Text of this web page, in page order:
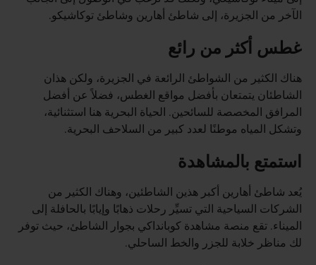
الآخر من الجزيرة، إلى شاطئ أهارين وشاطئ توكاشيكو.
غطس أكثر من رائع
هناك الكثير من الشواطئ الرائعة في الجزيرة، ولكن هذان
الشاطئان يتمتعان بأفضل مواقع الغطس، فضلاً عن أفضل
المرافق المخصصة للسائحين. الحياة البحرية هنا استثنائية،
وتشكل المياه موطنًا لعدد كبير من السلاحف البحرية.
استمتع بالمشاهدة
يُعد شاطئ أهارين أكبر هذين الشاطئين، وهناك الكثير من
الشركات السياحية التي تسيِّر رحلات ذهابًا وإيابًا بالحافلة إلى
الميناء. تقع منصة مشاهدة كوبانداكي بجوار الشاطئ، حيث توفر
لك مناظر خلابة للجزر والخط الساحلي.